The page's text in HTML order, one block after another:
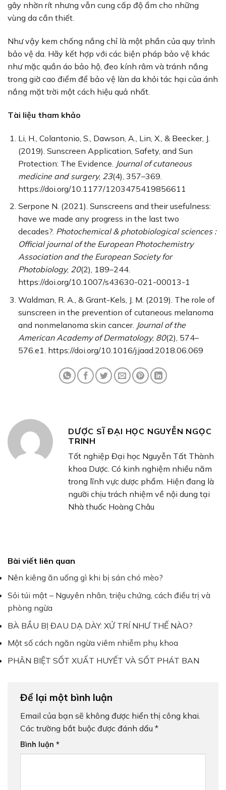
gây nhờn rít nhưng vẫn cung cấp độ ẩm cho những
vùng da cần thiết.
Như vậy kem chống nắng chỉ là một phần của quy trình
bảo vệ da. Hãy kết hợp với các biện pháp bảo vệ khác
như mặc quần áo bảo hộ, đeo kính râm và tránh nắng
trong giờ cao điểm để bảo vệ làn da khỏi tác hại của ánh
nắng mặt trời một cách hiệu quả nhất.
Tài liệu tham khảo
Li, H., Colantonio, S., Dawson, A., Lin, X., & Beecker, J.
(2019). Sunscreen Application, Safety, and Sun
Protection: The Evidence. Journal of cutaneous
medicine and surgery, 23(4), 357–369.
https://doi.org/10.1177/1203475419856611
Serpone N. (2021). Sunscreens and their usefulness:
have we made any progress in the last two
decades?. Photochemical & photobiological sciences :
Official journal of the European Photochemistry
Association and the European Society for
Photobiology, 20(2), 189–244.
https://doi.org/10.1007/s43630-021-00013-1
Waldman, R. A., & Grant-Kels, J. M. (2019). The role of
sunscreen in the prevention of cutaneous melanoma
and nonmelanoma skin cancer. Journal of the
American Academy of Dermatology, 80(2), 574–
576.e1. https://doi.org/10.1016/j.jaad.2018.06.069
DƯỢC SĨ ĐẠI HỌC NGUYỄN NGỌC
TRINH
Tốt nghiệp Đại học Nguyễn Tất Thành
khoa Dược. Có kinh nghiệm nhiều năm
trong lĩnh vực dược phẩm. Hiện đang là
người chịu trách nhiệm về nội dung tại
Nhà thuốc Hoàng Châu
Bài viết liên quan
Nên kiêng ăn uống gì khi bị sán chó mèo?
Sỏi túi mật – Nguyên nhân, triệu chứng, cách điều trị và
phòng ngừa
BÀ BẦU BỊ ĐAU DẠ DÀY: XỬ TRÍ NHƯ THẾ NÀO?
Một số cách ngăn ngừa viêm nhiễm phụ khoa
PHÂN BIỆT SỐT XUẤT HUYẾT VÀ SỐT PHÁT BAN
Để lại một bình luận
Email của bạn sẽ không được hiển thị công khai.
Các trường bắt buộc được đánh dấu *
Bình luận *